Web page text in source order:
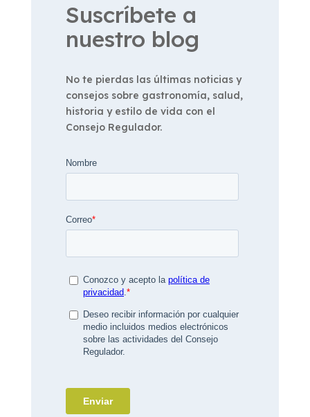
Suscríbete a
nuestro blog
No te pierdas las últimas noticias y
consejos sobre gastronomía, salud,
historia y estilo de vida con el
Consejo Regulador.